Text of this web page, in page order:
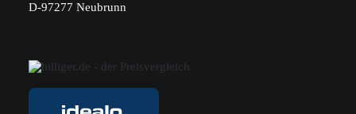
D-97277 Neubrunn